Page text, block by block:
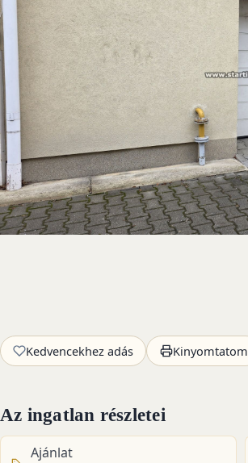
Kedvencekhez adás Kinyomtatom
Az ingatlan részletei
Ajánlat